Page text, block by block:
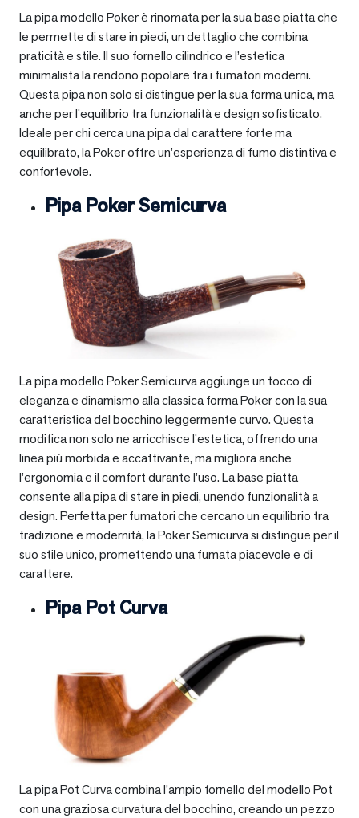
La pipa modello Poker è rinomata per la sua base piatta che
le permette di stare in piedi, un dettaglio che combina
praticità e stile. Il suo fornello cilindrico e l’estetica
minimalista la rendono popolare tra i fumatori moderni.
Questa pipa non solo si distingue per la sua forma unica, ma
anche per l’equilibrio tra funzionalità e design sofisticato.
Ideale per chi cerca una pipa dal carattere forte ma
equilibrato, la Poker offre un’esperienza di fumo distintiva e
confortevole.
Pipa Poker Semicurva
La pipa modello Poker Semicurva aggiunge un tocco di
eleganza e dinamismo alla classica forma Poker con la sua
caratteristica del bocchino leggermente curvo. Questa
modifica non solo ne arricchisce l’estetica, offrendo una
linea più morbida e accattivante, ma migliora anche
l’ergonomia e il comfort durante l’uso. La base piatta
consente alla pipa di stare in piedi, unendo funzionalità a
design. Perfetta per fumatori che cercano un equilibrio tra
tradizione e modernità, la Poker Semicurva si distingue per il
suo stile unico, promettendo una fumata piacevole e di
carattere.
Pipa Pot Curva
La pipa Pot Curva combina l’ampio fornello del modello Pot
con una graziosa curvatura del bocchino, creando un pezzo